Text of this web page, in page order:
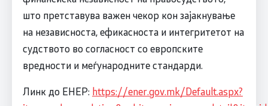
што претставува важен чекор кон зајакнување
на независноста, ефикасноста и интегритетот на
судството во согласност со европските
вредности и меѓународните стандарди.
Линк до ЕНЕР: https://ener.gov.mk/Default.aspx?